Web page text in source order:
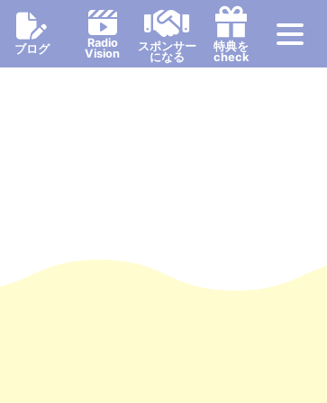
ブログ
Radio
Vision
スポンサー
になる
特典を
check